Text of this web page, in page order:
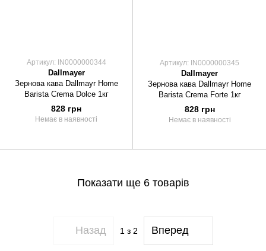
Артикул: IN0000000344
Dallmayer
Зернова кава Dallmayr Home
Barista Crema Dolce 1кг
828 грн
Немає в наявності
Артикул: IN0000000345
Dallmayer
Зернова кава Dallmayr Home
Barista Crema Forte 1кг
828 грн
Немає в наявності
Показати ще 6 товарів
Назад 1 з 2 Вперед